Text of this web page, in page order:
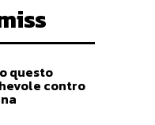
questo
contro